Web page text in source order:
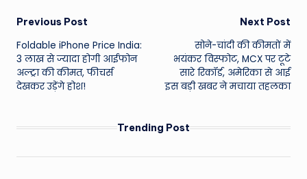
Post
navigation
Previous Post
Foldable iPhone Price India:
3 लाख से ज्यादा होगी आईफोन
अल्ट्रा की कीमत, फीचर्स
देखकर उड़ेंगे होश!
Next Post
सोने-चांदी की कीमतों में
भयंकर विस्फोट, MCX पर टूटे
सारे रिकॉर्ड, अमेरिका से आई
इस बड़ी खबर ने मचाया तहलका
Trending Post